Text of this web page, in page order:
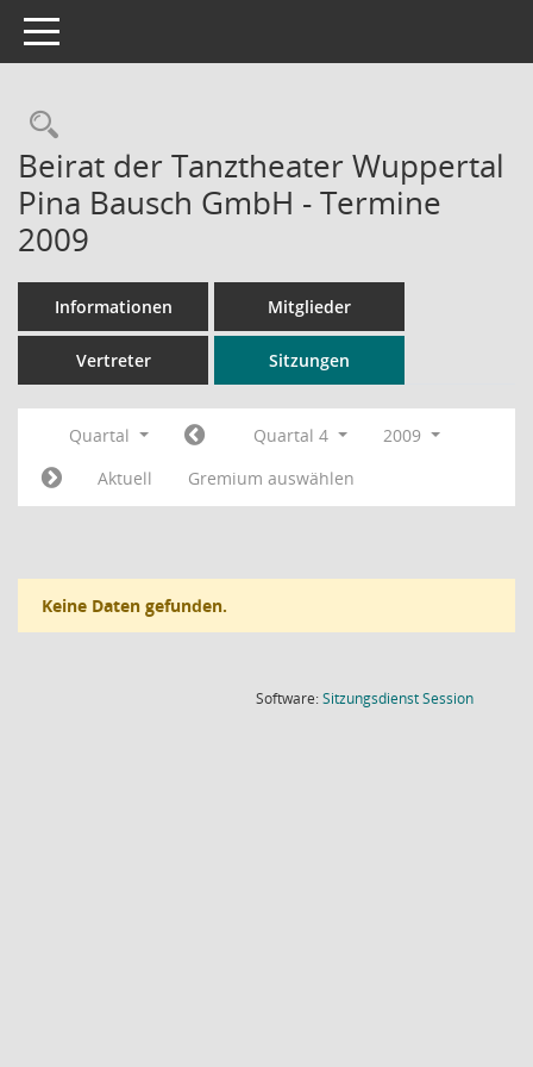
Toggle navigation
Rechercheauswahl
Beirat der Tanztheater Wuppertal
Pina Bausch GmbH - Termine
2009
Informationen Mitglieder
Vertreter Sitzungen
Quartal Quartal 4
2009
Aktuell
Gremium auswählen
Keine Daten gefunden.
Software:SitzungsdienstSession(Wird in